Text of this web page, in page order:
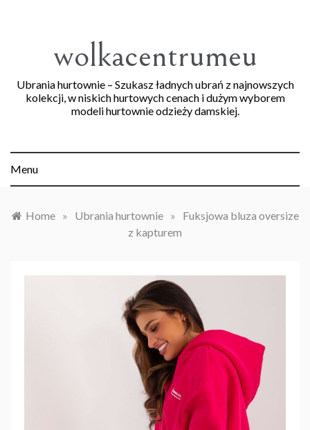
wolkacentrumeu
Ubrania hurtownie – Szukasz ładnych ubrań z najnowszych
kolekcji, w niskich hurtowych cenach i dużym wyborem
modeli hurtownie odzieży damskiej.
Menu
Home » Ubrania hurtownie »
Fuksjowa bluza oversize
z kapturem